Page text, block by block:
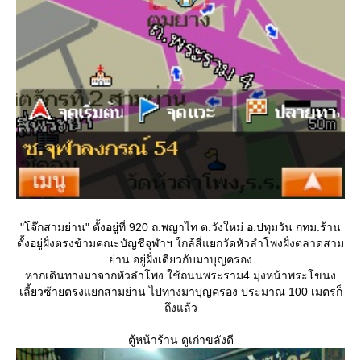
"โจ๊กสามย่าน" ตั้งอยู่ที่ 920 ถ.พญาไท ต.วังใหม่ อ.ปทุมวัน กทม.ร้าน
ตั้งอยู่ฝั่งตรงข้ามคณะบัญชีจุฬาฯ ใกล้สี่แยกวัดหัวลำโพงฝั่งตลาดสาม
ย่าน อยู่ฝั่งเดียวกับมาบุญครอง
หากเดินทางมาจากหัวลำโพง ใช้ถนนพระราม4 มุ่งหน้าพระโขนง
เลี้ยวซ้ายตรงแยกสามย่าน ไปทางมาบุญครอง ประมาณ 100 เมตรก็
ถึงแล้ว
ตู้หน้าร้าน ดูเก่าขลังดี